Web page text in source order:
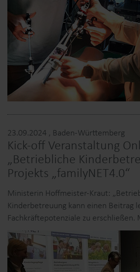
23.09.2024 , Baden-Württemberg
Kick-off Veranstaltung
„Betriebliche
Projekts „familyNET4.0“
Ministerin Hoffmeister-Kraut:
Kinderbetreuung kann einen Beitrag
Fachkräftepotenziale zu erschließen.